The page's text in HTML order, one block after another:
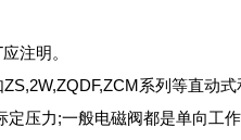
注明。
系列等直动
压力;一般电磁阀都是单向工